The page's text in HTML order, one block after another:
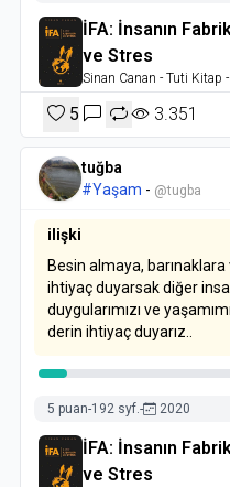
İFA: İnsanın
ve Stres
Sinan Canan - Tuti Kitap
5 3.351
tuğba
#Yaşam - @tugba
ilişki
Besin almaya,
ihtiyaç duyarsak diğer
duygularımızı ve
derin ihtiyaç duyarız..
5 puan-192 syf.- 2020
İFA: İnsanın
ve Stres